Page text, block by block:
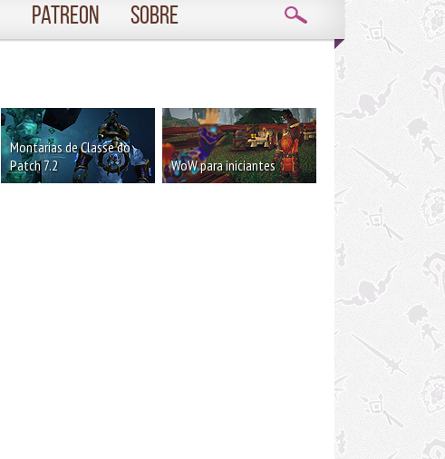
Patreon Sobre
Montarias de Classe do
Patch 7.2
WoW para iniciantes